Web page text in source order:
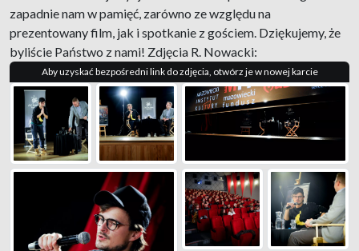
zapadnie nam w pamięć, zarówno ze względu na
prezentowany film, jak i spotkanie z gościem. Dziękujemy, że
byliście Państwo z nami! Zdjęcia R. Nowacki:
Aby uzyskać bezpośredni link do zdjęcia, otwórz je w nowej karcie